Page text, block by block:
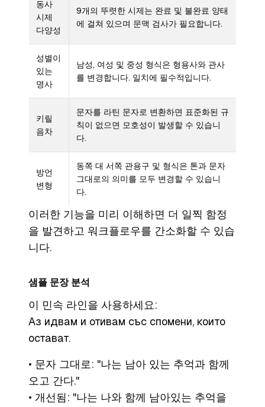
동사
시제
다양성
9개의 뚜렷한 시제는 완료 및 불완료 양태
에 걸쳐 있으며 문맥 검사가 필요합니다.
성별이
있는
명사
남성, 여성 및 중성 형식은 형용사와 관사
를 변경합니다. 일치에 필수적입니다.
키릴
음차
문자를 라틴 문자로 변환하면 표준화된 규
칙이 없으면 모호성이 발생할 수 있습니
다.
방언
변형
동쪽 대 서쪽 관용구 및 형식은 톤과 문자
그대로의 의미를 모두 변경할 수 있습니
다.
이러한 기능을 미리 이해하면 더 일찍 함정
을 발견하고 워크플로우를 간소화할 수 있습
니다.
샘플 문장 분석
이 민속 라인을 사용하세요:
Аз идвам и отивам със спомени, които
остават.
• 문자 그대로: "나는 남아 있는 추억과 함께
오고 간다."
• 개선됨: "나는 나와 함께 남아있는 추억을